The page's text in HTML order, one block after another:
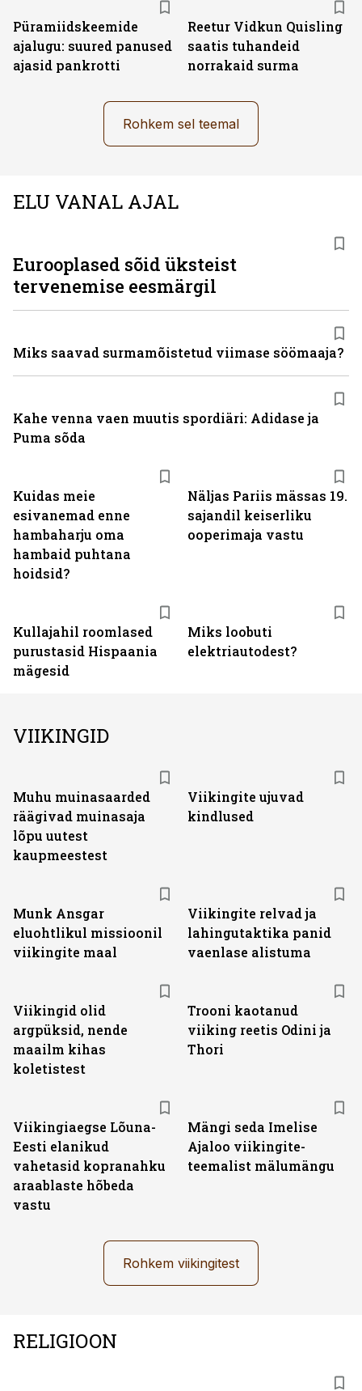
Püramiidskeemide
ajalugu: suured panused
ajasid pankrotti
Reetur Vidkun Quisling
saatis tuhandeid
norrakaid surma
Rohkem sel teemal
ELU VANAL AJAL
Kuidas meie
esivanemad enne
hambaharju oma
hambaid puhtana
hoidsid?
Näljas Pariis mässas 19.
sajandil keiserliku
ooperimaja vastu
Kullajahil roomlased
purustasid Hispaania
mägesid
Miks loobuti
elektriautodest?
Eurooplased sõid üksteist
tervenemise eesmärgil
Miks saavad surmamõistetud viimase söömaaja?
Kahe venna vaen muutis spordiäri: Adidase ja
Puma sõda
VIIKINGID
Muhu muinasaarded
räägivad muinasaja
lõpu uutest
kaupmeestest
Viikingite ujuvad
kindlused
Munk Ansgar
eluohtlikul missioonil
viikingite maal
Viikingite relvad ja
lahingutaktika panid
vaenlase alistuma
Viikingid olid
argpüksid, nende
maailm kihas
koletistest
Trooni kaotanud
viiking reetis Odini ja
Thori
Viikingiaegse Lõuna-
Eesti elanikud
vahetasid kopranahku
araablaste hõbeda
vastu
Mängi seda Imelise
Ajaloo viikingite-
teemalist mälumängu
Rohkem viikingitest
RELIGIOON